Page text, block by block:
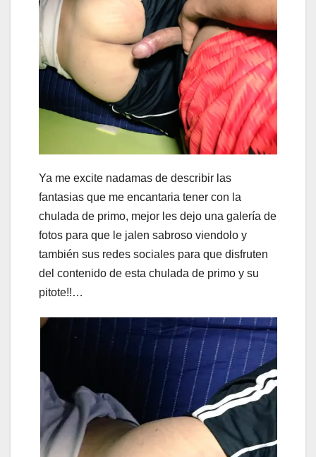
Ya me excite nadamas de describir las
fantasias que me encantaria tener con la
chulada de primo, mejor les dejo una galería de
fotos para que le jalen sabroso viendolo y
también sus redes sociales para que disfruten
del contenido de esta chulada de primo y su
pitote!!…